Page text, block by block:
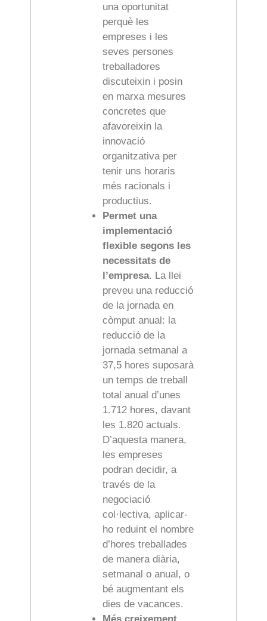
una oportunitat
perquè les
empreses i les
seves persones
treballadores
discuteixin i posin
en marxa mesures
concretes que
afavoreixin la
innovació
organitzativa per
tenir uns horaris
més racionals i
productius.
Permet una
implementació
flexible segons les
necessitats de
l’empresa. La llei
preveu una reducció
de la jornada en
còmput anual: la
reducció de la
jornada setmanal a
37,5 hores suposarà
un temps de treball
total anual d’unes
1.712 hores, davant
les 1.820 actuals.
D’aquesta manera,
les empreses
podran decidir, a
través de la
negociació
col·lectiva, aplicar-
ho reduint el nombre
d’hores treballades
de manera diària,
setmanal o anual, o
bé augmentant els
dies de vacances.